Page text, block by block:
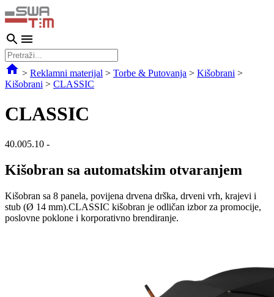
> Reklamni materijal > Torbe & Putovanja > Kišobrani >
Kišobrani > CLASSIC
CLASSIC
40.005.10 -
Kišobran sa automatskim otvaranjem
Kišobran sa 8 panela, povijena drvena drška, drveni vrh, krajevi i
stub (Ø 14 mm).CLASSIC kišobran je odličan izbor za promocije,
poslovne poklone i korporativno brendiranje.